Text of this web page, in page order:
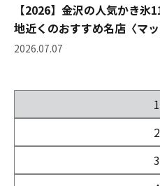
【2026】金沢の人気かき
地近くのおすすめ名店〈マッ
2026.07.07
1
2
3